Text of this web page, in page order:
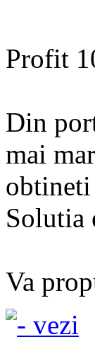
Profit
Din
mai
obtineti
Solutia
Va